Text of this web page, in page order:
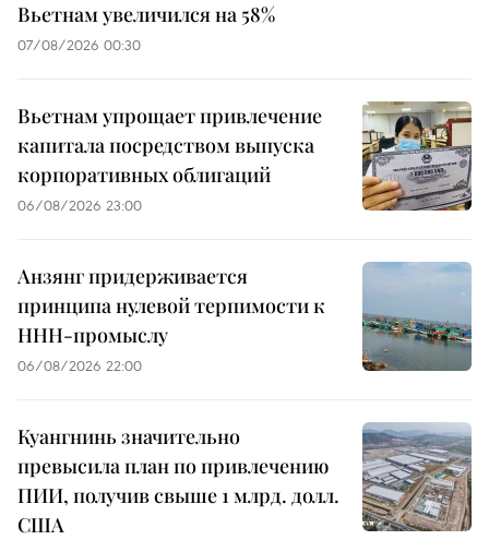
Вьетнам увеличился на 58%
07/08/2026 00:30
Вьетнам упрощает привлечение
капитала посредством выпуска
корпоративных облигаций
06/08/2026 23:00
Анзянг придерживается
принципа нулевой терпимости к
ННН-промыслу
06/08/2026 22:00
Куангнинь значительно
превысила план по привлечению
ПИИ, получив свыше 1 млрд. долл.
США